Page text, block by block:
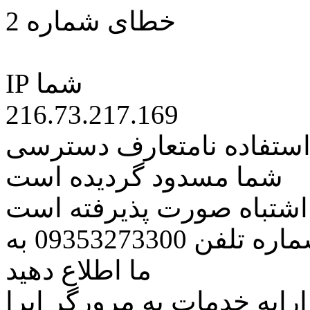
خطای شماره 2
IP شما
216.73.217.169
نامتعارف دسترسی
شما مسدود گردیده است
اشتباه صورت پذیرفته است
مراتب این مسئله را از طریق شماره تلفن 09353273300 به
ما اطلاع دهید
خدمات به مرورگر اپرا